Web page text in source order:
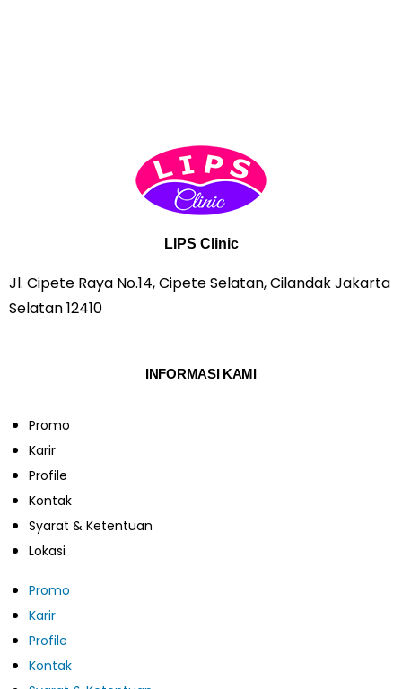
LIPS Clinic
Jl. Cipete Raya No.14, Cipete Selatan, Cilandak Jakarta
Selatan 12410
INFORMASI KAMI
Promo
Karir
Profile
Kontak
Syarat & Ketentuan
Lokasi
Promo
Karir
Profile
Kontak